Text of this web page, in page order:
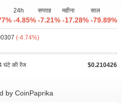
24h
-4.85%
सप्ताह
-7.21%
महीना
-17.28%
साल
-79.89%
(-4.74%)
घंटे की रेंज $0.210426
by CoinPaprika